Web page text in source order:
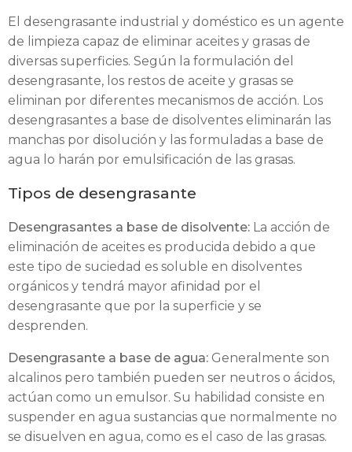
El desengrasante industrial y doméstico es un agente
de limpieza capaz de eliminar aceites y grasas de
diversas superficies. Según la formulación del
desengrasante, los restos de aceite y grasas se
eliminan por diferentes mecanismos de acción. Los
desengrasantes a base de disolventes eliminarán las
manchas por disolución y las formuladas a base de
agua lo harán por emulsificación de las grasas.
Tipos de desengrasante
Desengrasantes a base de disolvente: La acción de
eliminación de aceites es producida debido a que
este tipo de suciedad es soluble en disolventes
orgánicos y tendrá mayor afinidad por el
desengrasante que por la superficie y se
desprenden.
Desengrasante a base de agua: Generalmente son
alcalinos pero también pueden ser neutros o ácidos,
actúan como un emulsor. Su habilidad consiste en
suspender en agua sustancias que normalmente no
se disuelven en agua, como es el caso de las grasas.